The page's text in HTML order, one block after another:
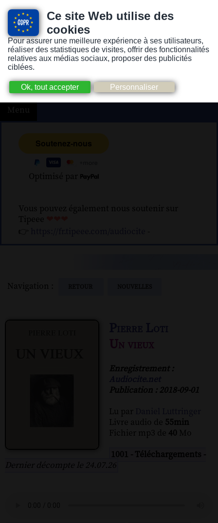
Ce site Web utilise des
cookies
Pour assurer une meilleure expérience à ses utilisateurs,
réaliser des statistiques de visites, offrir des fonctionnalités
relatives aux médias sociaux, proposer des publicités
ciblées.
Version pour personnes mal-voyantes ou non-voyantes
Menu
Optimisé par
Vous pouvez également nous soutenir sur
Tipeee
👉
-
Navigation :
Un vieux
Enregistrement :
Publication : 2018-09-01
Lu par
Livre audio de 55min
Fichier mp3 de 40 Mo
1001 - Téléchargements -
Dernier décompte le 24.07.26